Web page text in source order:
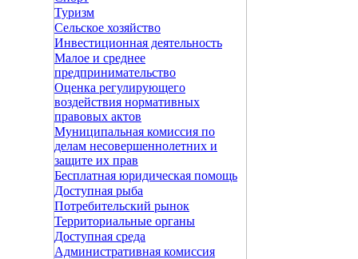
Туризм
Сельское хозяйство
Инвестиционная деятельность
Малое и среднее
предпринимательство
Оценка регулирующего
воздействия нормативных
правовых актов
Муниципальная комиссия по
делам несовершеннолетних и
защите их прав
Бесплатная юридическая помощь
Доступная рыба
Потребительский рынок
Территориальные органы
Доступная среда
Административная комиссия